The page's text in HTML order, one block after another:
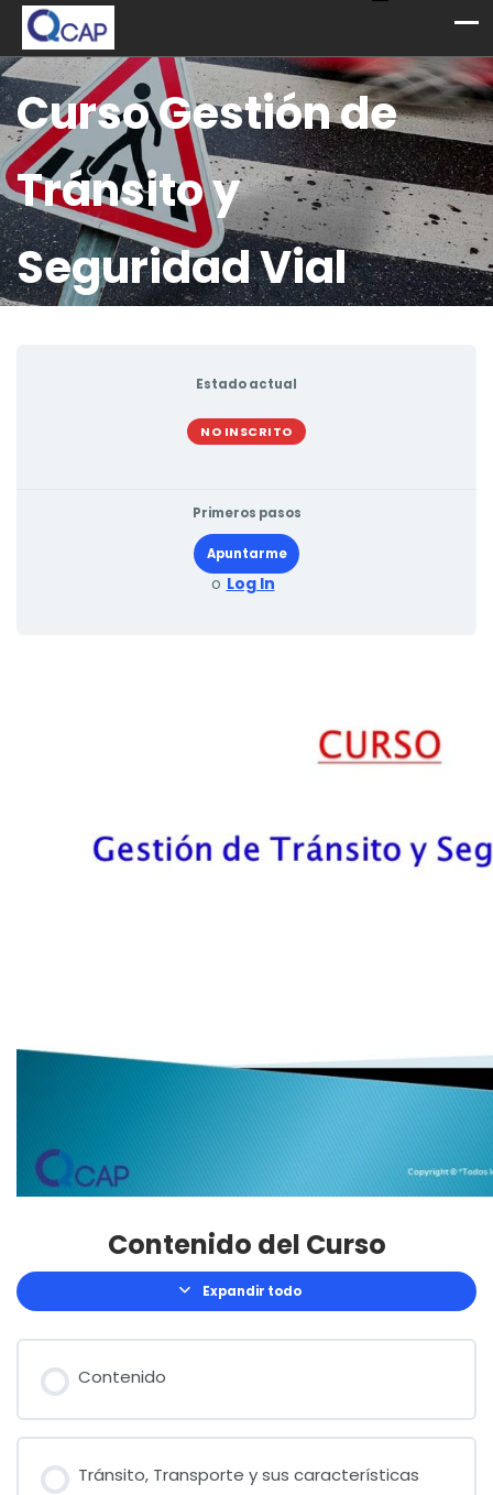
Curso Gestión de
Tránsito y
Seguridad Vial
Estado actual
NO INSCRITO
Primeros pasos
Apuntarme
o Log In
Contenido del Curso
Expandir todo
Lecciones
Contenido
Tránsito, Transporte y sus características